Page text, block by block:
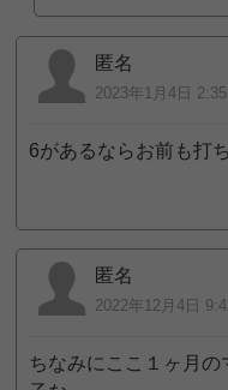
匿名
2023年1月4日
6があるならお前も打
匿名
2022年12月4日
ちなみにここ１ヶ月